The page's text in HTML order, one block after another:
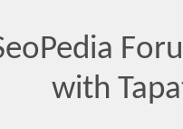
with